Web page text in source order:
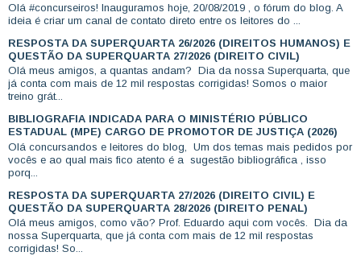
Olá #concurseiros! Inauguramos hoje, 20/08/2019 , o fórum do blog. A
ideia é criar um canal de contato direto entre os leitores do ...
RESPOSTA DA SUPERQUARTA 26/2026 (DIREITOS HUMANOS) E
QUESTÃO DA SUPERQUARTA 27/2026 (DIREITO CIVIL)
Olá meus amigos, a quantas andam? Dia da nossa Superquarta, que
já conta com mais de 12 mil respostas corrigidas! Somos o maior
treino grát...
BIBLIOGRAFIA INDICADA PARA O MINISTÉRIO PÚBLICO
ESTADUAL (MPE) CARGO DE PROMOTOR DE JUSTIÇA (2026)
Olá concursandos e leitores do blog, Um dos temas mais pedidos por
vocês e ao qual mais fico atento é a sugestão bibliográfica , isso
porq...
RESPOSTA DA SUPERQUARTA 27/2026 (DIREITO CIVIL) E
QUESTÃO DA SUPERQUARTA 28/2026 (DIREITO PENAL)
Olá meus amigos, como vão? Prof. Eduardo aqui com vocês. Dia da
nossa Superquarta, que já conta com mais de 12 mil respostas
corrigidas! So...